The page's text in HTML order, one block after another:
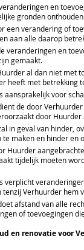
en
gronden
een verandering of
aan alle daarop
veranderingen en
gemaakt.
al dan niet met
heeft met betrekking
aansprakelijk voor
de door
door
in geval van hinder,
te maken en hinder en
Huurder
tijdelijk moeten
verplicht
tenzij Verhuurder hem
afstand van alle
of toevoegingen
en renovatie voor